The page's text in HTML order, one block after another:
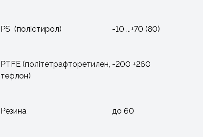
PS (полістирол)
-10 ...+70 (80)
PTFE (політетрафторетилен,
тефлон)
-200 +260
Резина
до 60